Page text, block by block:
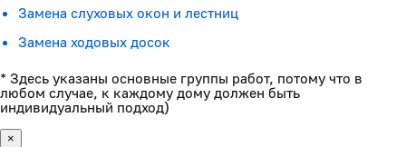
Замена слуховых окон и лестниц
Замена ходовых досок
* Здесь указаны основные группы работ, потому что в
любом случае, к каждому дому должен быть
индивидуальный подход)
×